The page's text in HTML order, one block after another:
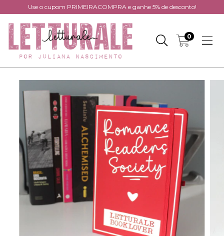
Use o cupom PRIMEIRACOMPRA e ganhe 5% de desconto!
0